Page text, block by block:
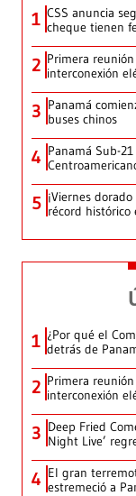
1 CSS anuncia
cheque tienen
2 Primera
interconexión
3 Panamá
buses chinos
4 Panamá Sub-
5 ¡Viernes
récord histórico
1 ¿Por qué el
detrás de
2 Primera
interconexión
3 Deep Fried
Night Live’
4 El gran
estremeció a